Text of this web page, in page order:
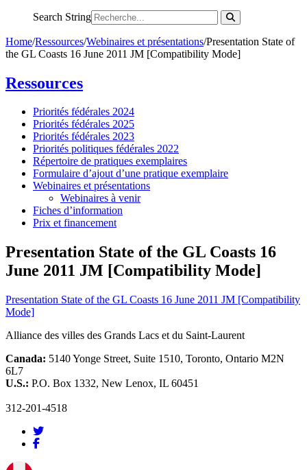
Search String
Home/Ressources/Webinaires et présentations/Presentation State of
the GL Coasts 16 June 2011 JM [Compatibility Mode]
Ressources
Priorités fédérales 2024
Priorités fédérales 2025
Priorités fédérales 2023
Priorités politiques fédérales 2022
Répertoire de pratiques exemplaires
Formulaire d’ajout d’une pratique exemplaire
Webinaires et présentations
Webinaires à venir
Fiches d’information
Prix et financement
Presentation State of the GL Coasts 16
June 2011 JM [Compatibility Mode]
Presentation State of the GL Coasts 16 June 2011 JM [Compatibility
Mode]
Alliance des villes des Grands Lacs et du Saint-Laurent
Canada: 5140 Yonge Street, Suite 1510, Toronto, Ontario M2N
6L7
U.S.: P.O. Box 1332, New Lenox, IL 60451
312-201-4518